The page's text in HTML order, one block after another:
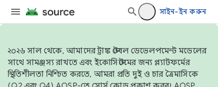
সাইন-ইন করুন
২০২৬ সাল থেকে, আমাদের ট্রাঙ্ক স্টেবল ডেভেলপমেন্ট মডেলের
সাথে সামঞ্জস্য রাখতে এবং ইকোসিস্টেমের জন্য প্ল্যাটফর্মের
স্থিতিশীলতা নিশ্চিত করতে, আমরা প্রতি দুই ও চার ত্রৈমাসিকে